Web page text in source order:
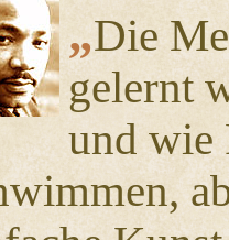
„Die
gelernt
und wie